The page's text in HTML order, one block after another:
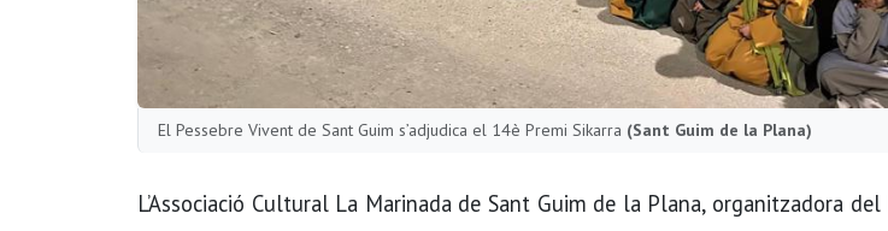
El Pessebre Vivent de Sant Guim s’adjudica el 14è Premi Sikarra (Sant Guim de la Plana)
L’Associació Cultural La Marinada de Sant Guim de la Plana, organitzadora del